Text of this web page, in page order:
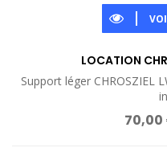
LOCATION
Support léger CHROSZIEL
70,00